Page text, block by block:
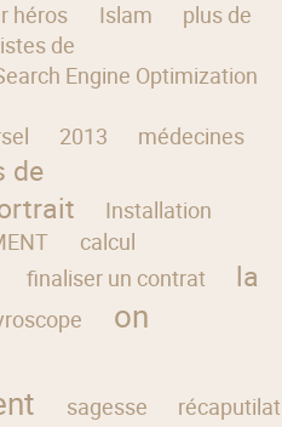
héros Islam
plus de
de
Engine Optimization
2013
médecines
de
Installation
calcul
finaliser un contrat
la
on
sagesse